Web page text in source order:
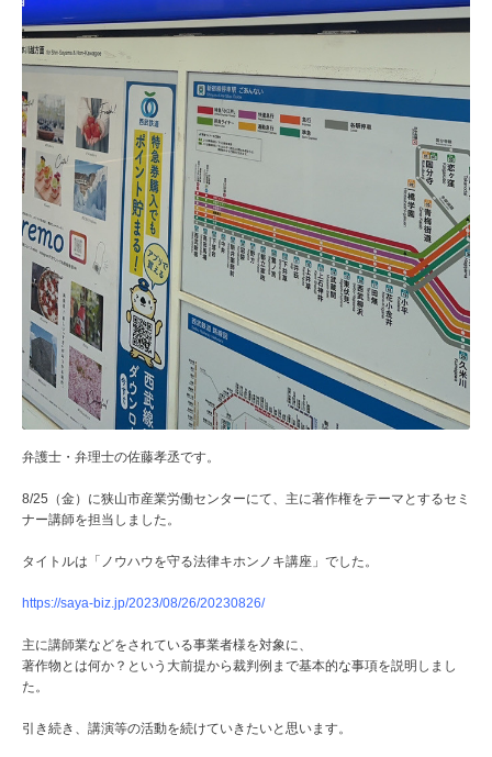
弁護士・弁理士の佐藤孝丞です。
8/25（金）に狭山市産業労働センターにて、主に著作権をテーマとするセミ
ナー講師を担当しました。
タイトルは「ノウハウを守る法律キホンノキ講座」でした。
https://saya-biz.jp/2023/08/26/20230826/
主に講師業などをされている事業者様を対象に、
著作物とは何か？という大前提から裁判例まで基本的な事項を説明しまし
た。
引き続き、講演等の活動を続けていきたいと思います。